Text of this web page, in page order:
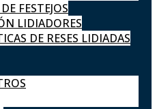
FESTEJOS
LIDIADORES
DE RESES LIDIADAS